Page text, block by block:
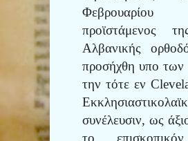
προϊστάμενος
Αλβανικής
προσήχθη υπο των
την τότε εν
συνέλευσιν, ως
το